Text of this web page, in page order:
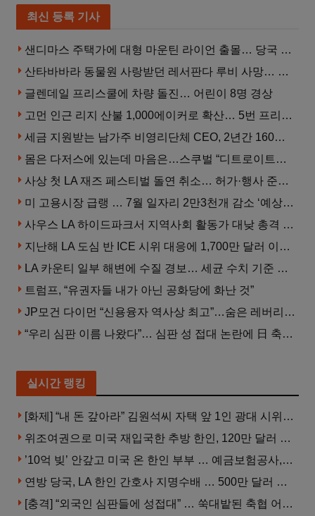
최신 등록 기사
샌디마스 주택가에 대형 마운틴 라이언 출몰… 당국 긴급 대응, 주민 접근 자제 당부
산타바바라 동물원 사랑받던 레서판다 루비 사망… 갓 태어난 새끼 2마리 잃은 지 수주 만
글렌데일 프리스쿨에 차량 돌진… 어린이 8명 경상
고먼 인근 리지 산불 1,000에이커로 확산… 5번 프리웨이 양방향 전면 폐쇄
세금 지원받는 남가주 비영리단체 CEO, 2년간 160만 달러 이상 받아… 미사용 휴가수당만 수십만 달러
몸은 다저스에 있는데 마음은…스쿠벌 “디트로이트로 돌아가고파”
사상 첫 LA 재즈 페스티벌 돌연 취소… 허가·행사 준비 문제로 일정 변경
미 고용시장 급랭 … 7월 일자리 2만3천개 감소 ‘예상 밖 쇼크’
사우스 LA 하이드파크서 지역사회 활동가 대낮 총격 사망… 용의자 도주
지난해 LA 도심 반 ICE 시위 대응에 1,700만 달러 이상 지출… LAPD, 대규모 시위 대비 강화 필요
LA 카운티 일부 해변에 수질 경보… 세균 수치 기준 초과, 입수 자제 당부
트럼프, “유권자들 내가 아닌 공화당에 화난 것”
JP모건 다이먼 “신용융자 역사상 최고”…숨은 레버리지 경고
“우리 심판 이름 나왔다”… 심판 성 접대 논란에 日 축구계 발칵
실시간 랭킹
[화제] “내 돈 갚아라” 김원석씨 자택 앞 1인 광대 시위 … 한인 투자사, “108만 달러 못받아”
위조여권으로 미국 재입국한 추방 한인, 120만 달러 은행 사기 행각
’10억 빚’ 안갚고 미국 온 한인 부부 … 예금보험공사, 미국서 소송
연방 당국, LA 한인 간호사 지명수배 … 500만 달러 메디캐어 사기, 선고 직전 한국 도주
[충격] “외국인 심판들에 성접대” … 쑥대밭된 축협 어디까지 추락하나